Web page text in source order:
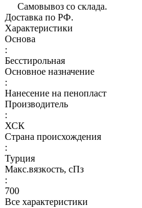
Самовывоз со склада.
Доставка по РФ.
Характеристики
Основа
:
Бесстирольная
Основное назначение
:
Нанесение на пенопласт
Производитель
:
ХСК
Страна происхождения
:
Турция
Макс.вязкoсть, сПз
:
700
Все характеристики